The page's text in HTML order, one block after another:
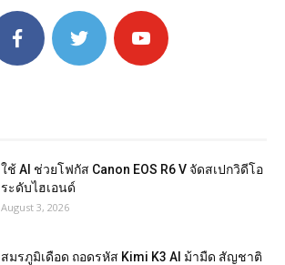
ใช้ AI ช่วยโฟกัส Canon EOS R6 V จัดสเปกวิดีโอ
ระดับไฮเอนด์
August 3, 2026
สมรภูมิเดือด ถอดรหัส Kimi K3 AI ม้ามืด สัญชาติ